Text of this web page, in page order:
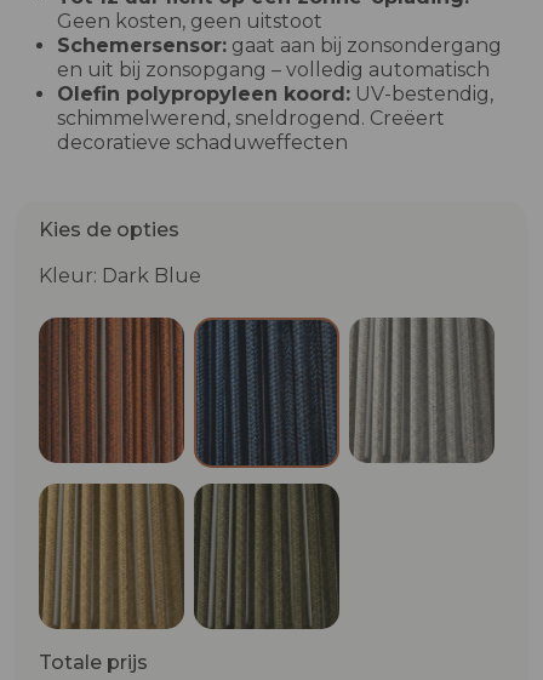
Geen kosten, geen uitstoot
Schemersensor: gaat aan bij zonsondergang
en uit bij zonsopgang – volledig automatisch
Olefin polypropyleen koord: UV-bestendig,
schimmelwerend, sneldrogend. Creëert
decoratieve schaduweffecten
Kies de opties
Kleur: Dark Blue
Terracotta Dark Blue Pebble Grey
Ocra/Beige Olive
Totale prijs